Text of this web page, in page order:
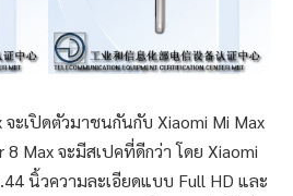
ะเปิดตัวมาชนกันกับ Xiaomi Mi Max
Max จะมีสเปคที่ดีกว่า โดย Xiaomi
นิ้วความละเอียดแบบ Full HD และ